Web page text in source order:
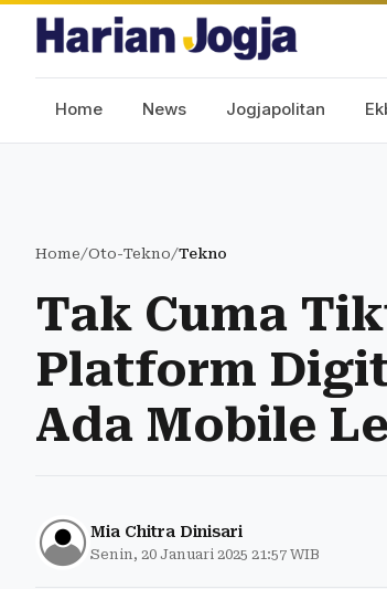
Home News Jogjapolitan
Home/Oto-Tekno/Tekno
Tak Cuma
Platform
Ada Mobile
Mia Chitra Dinisari
Senin, 20 Januari 2025 21:57 WIB